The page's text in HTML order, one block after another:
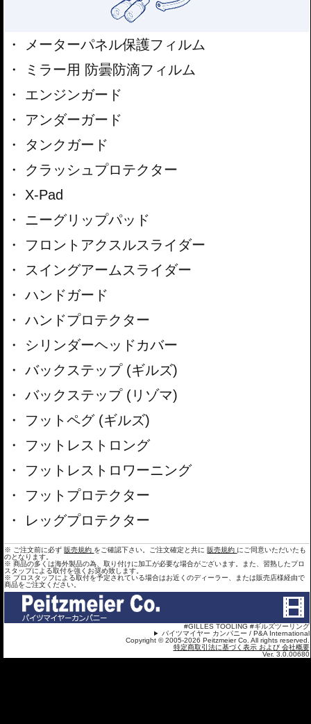
メーターパネル保護フィルム
ミラー用 防曇防滴フィルム
エンジンガード
アンダーガード
タンクガード
クラッシュプロテクター
X-Pad
ニーグリップパッド
フロントアクスルスライダー
スイングアームスライダー
ハンドガード
ハンドプロテクター
シリンダーヘッドカバー
バックステップ (ギルズ)
バックステップ (リゾマ)
フットペグ (ギルズ)
フットレストロング
フットレストロワーニング
フットプロテクター
レッグプロテクター
※ ご注文前に必ず 販売規約 をご確認下さい。ご注文確定と共に 販売規約 にご同意いただいたも
のとなります。
※ 商品の多くは海外製品の為、取り付けに加工が必要な場合がございます。また、習熟したプロ
スタップによる取付を強くお奨め致します。
※ プロスタッフによる取付を予定されている場合はお近くのディーラー、または販売店様経由で
商品をご注文ください。
#GILLES TOOLING #ギルズツーリング
パイツマイヤー カンパニー / P&A International
Copyright © 2005-2026 Peitzmeier Co. All rights reserved.
特定商取引法に基づく表示 および 会社概要
Ver. 3.0.00680